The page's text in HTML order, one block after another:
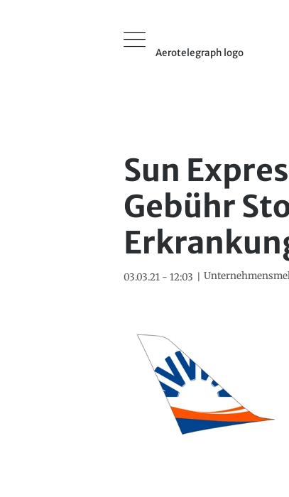
Aerotelegraph logo
Sun
Gebühr
03.03.21 - 12:03